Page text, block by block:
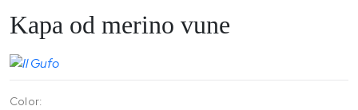
Kapa od merino vune
Color: